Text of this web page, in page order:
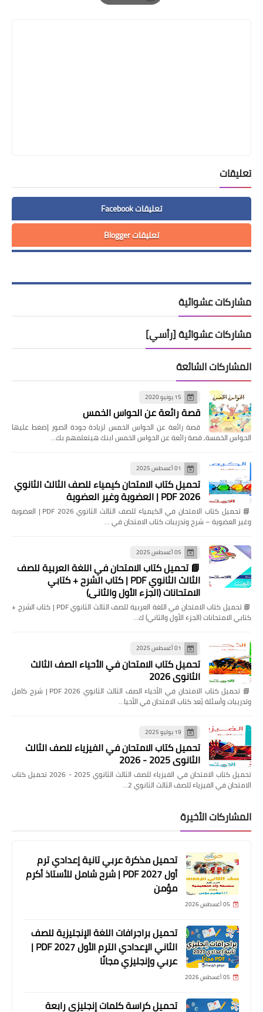
Print
تعليقات
تعليقات Facebook
تعليقات Blogger
مشاركات عشوائية
مشاركات عشوائية [رأسي]
المشاركات الشائعة
15 يونيو 2020
قصة رائعة عن الحواس الخمس
قصة رائعة عن الحواس الخمس لزيادة جودة الصور إضغط عليها
الحواس الخمسة, قصة رائعة عن الحواس الخمس ابنك هيتعلمهم بك…
01 أغسطس 2025
تحميل كتاب الامتحان كيمياء للصف الثالث الثانوي
2026 PDF | العضوية وغير العضوية
📘 تحميل كتاب الامتحان في الكيمياء للصف الثالث الثانوي 2026 PDF | العضوية
وغير العضوية – شرح وتدريبات كتاب الامتحان في …
05 أغسطس 2025
📘 تحميل كتاب الامتحان في اللغة العربية للصف
الثالث الثانوي PDF | كتاب الشرح + كتابي
الامتحانات (الجزء الأول والثاني)
📘 تحميل كتاب الامتحان في اللغة العربية للصف الثالث الثانوي PDF | كتاب الشرح +
كتابي الامتحانات (الجزء الأول والثاني) ك…
01 أغسطس 2025
تحميل كتاب الامتحان في الأحياء الصف الثالث
الثانوي 2026
📘 تحميل كتاب الامتحان في الأحياء الصف الثالث الثانوي 2026 PDF | شرح كامل
وتدريبات وأسئلة يُعد كتاب الامتحان في الأحيا…
19 يوليو 2025
تحميل كتاب الامتحان في الفيزياء للصف الثالث
الثانوي 2025 - 2026
تحميل كتاب الامتحان في الفيزياء للصف الثالث الثانوي 2025 - 2026 تحميل كتاب
الامتحان في الفيزياء للصف الثالث الثانوي 2…
المشاركات الأخيرة
تحميل مذكرة عربي تانية إعدادي ترم
أول 2027 PDF | شرح شامل للأستاذ أكرم
مؤمن
05 أغسطس 2026
تحميل براجرافات اللغة الإنجليزية للصف
الثاني الإعدادي الترم الأول 2027 PDF |
عربي وإنجليزي مجانًا
05 أغسطس 2026
تحميل كراسة كلمات إنجليزي رابعة